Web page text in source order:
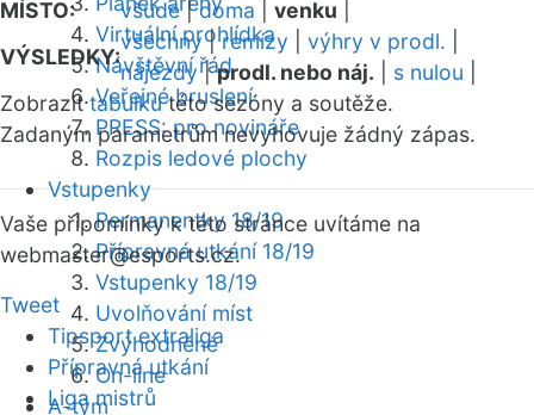
Virtuální prohlídka
Návštěvní řád
Veřejné bruslení
PRESS: pro novináře
Rozpis ledové plochy
Vstupenky
Permanentky 18/19
Přípravná utkání 18/19
Vstupenky 18/19
Uvolňování míst
Zvýhodněné
On-line
A-tým
MÍSTO:
všude|doma venku
VÝSLEDKY:
všechny|remízy výhry v prodl.
nájezdy|prodl. nebo náj. s nulou
Zobrazittabulkutéto sezóny a soutěže.
Zadaným parametrům nevyhovuje žádný zápas.
Vaše připomínky k této stránce uvítáme na
webmaster@esports.cz.
Tweet
Tipsport extraliga
Přípravná utkání
Liga mistrů